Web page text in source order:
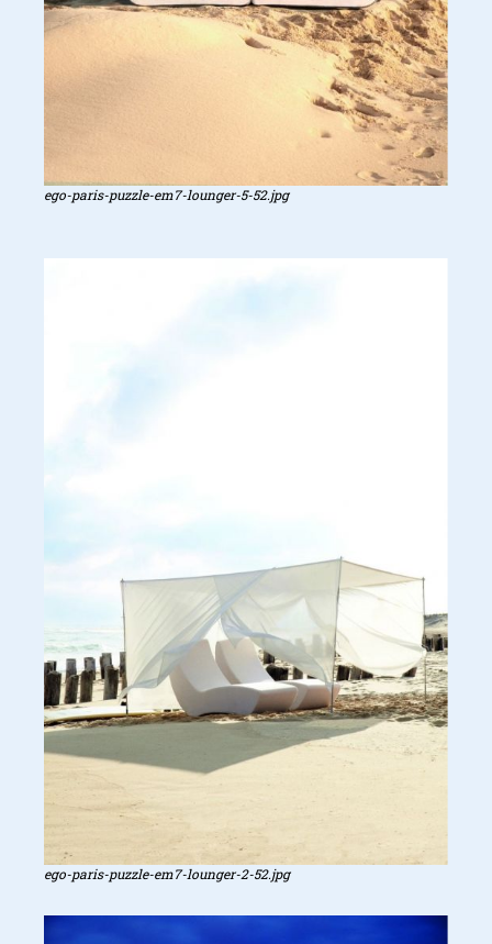
ego-paris-puzzle-em7-lounger-5-52.jpg
ego-paris-puzzle-em7-lounger-2-52.jpg